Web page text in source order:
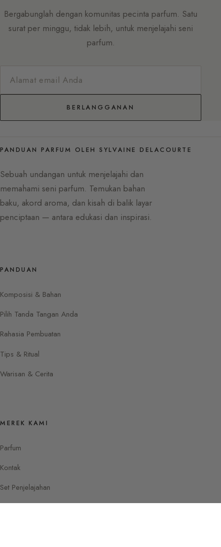
Bergabunglah dengan komunitas pecinta parfum. Satu
surat per minggu, tidak lebih, untuk menjelajahi seni
parfum.
BERLANGGANAN
PANDUAN PARFUM OLEH SYLVAINE DELACOURTE
Sebuah undangan untuk menjelajahi dan
memahami seni parfum. Temukan bahan
baku, akord aroma, dan kisah di balik layar
penciptaan — antara edukasi dan inspirasi.
PANDUAN
Komposisi & Bahan
Pilih Tanda Tangan Anda
Rahasia Pembuatan
Tips & Ritual
Warisan & Cerita
MEREK KAMI
Parfum
Kontak
Set Penjelajahan